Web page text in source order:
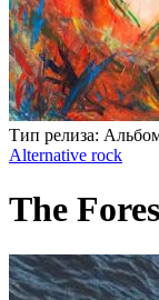
Тип релиза:
Alternative rock
The